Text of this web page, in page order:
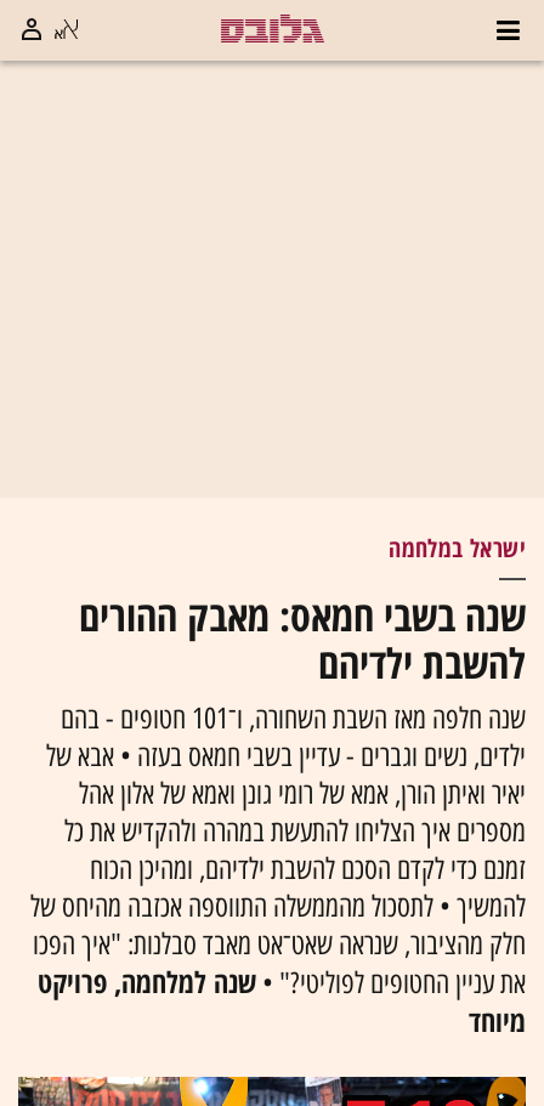
ישראל במלחמה
שנה בשבי חמאס: מאבק ההורים
להשבת ילדיהם
שנה חלפה מאז השבת השחורה, ו־101 חטופים - בהם
ילדים, נשים וגברים - עדיין בשבי חמאס בעזה • אבא של
יאיר ואיתן הורן, אמא של רומי גונן ואמא של אלון אהל
מספרים איך הצליחו להתעשת במהרה ולהקדיש את כל
זמנם כדי לקדם הסכם להשבת ילדיהם, ומהיכן הכוח
להמשיך • לתסכול מהממשלה התווספה אכזבה מהיחס של
חלק מהציבור, שנראה שאט־אט מאבד סבלנות: "איך הפכו
את עניין החטופים לפוליטי?" • שנה למלחמה, פרויקט
מיוחד